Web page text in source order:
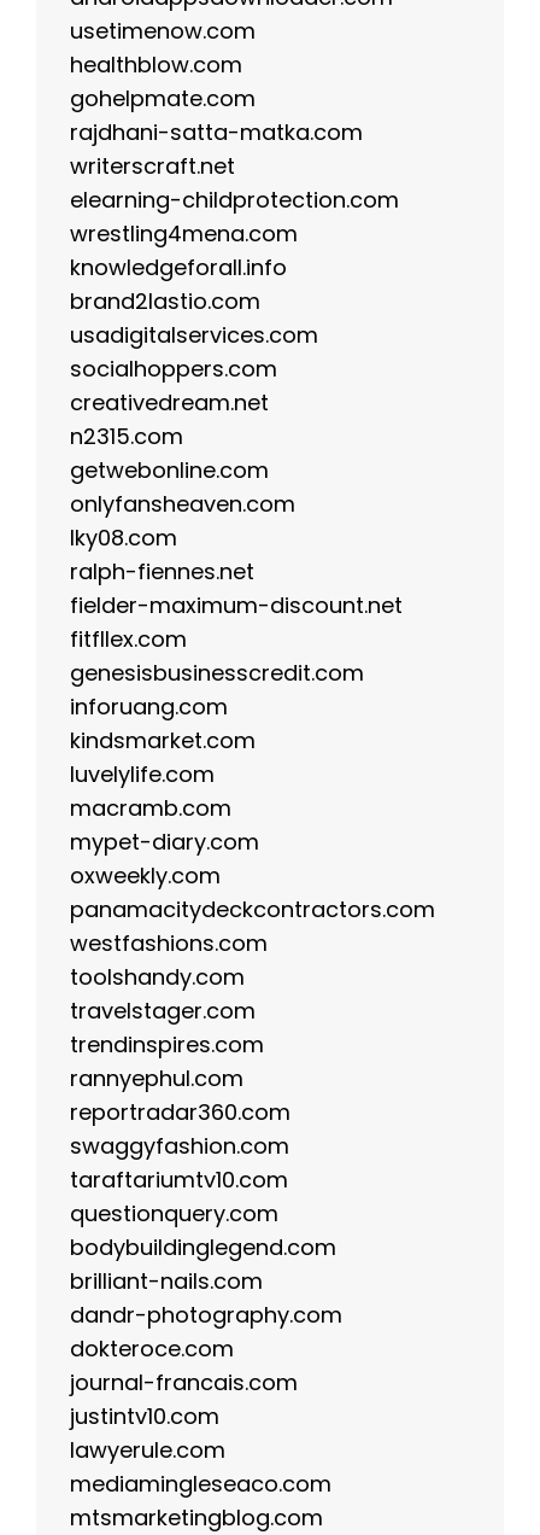
usetimenow.com
healthblow.com
gohelpmate.com
rajdhani-satta-matka.com
writerscraft.net
elearning-childprotection.com
wrestling4mena.com
knowledgeforall.info
brand2lastio.com
usadigitalservices.com
socialhoppers.com
creativedream.net
n2315.com
getwebonline.com
onlyfansheaven.com
lky08.com
ralph-fiennes.net
fielder-maximum-discount.net
fitfllex.com
genesisbusinesscredit.com
inforuang.com
kindsmarket.com
luvelylife.com
macramb.com
mypet-diary.com
oxweekly.com
panamacitydeckcontractors.com
westfashions.com
toolshandy.com
travelstager.com
trendinspires.com
rannyephul.com
reportradar360.com
swaggyfashion.com
taraftariumtv10.com
questionquery.com
bodybuildinglegend.com
brilliant-nails.com
dandr-photography.com
dokteroce.com
journal-francais.com
justintv10.com
lawyerule.com
mediamingleseaco.com
mtsmarketingblog.com